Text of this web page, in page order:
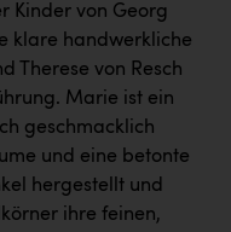
Kinder von Georg
klare handwerkliche
Therese von Resch
Marie ist ein
geschmacklich
und eine betonte
hergestellt und
ihre feinen,